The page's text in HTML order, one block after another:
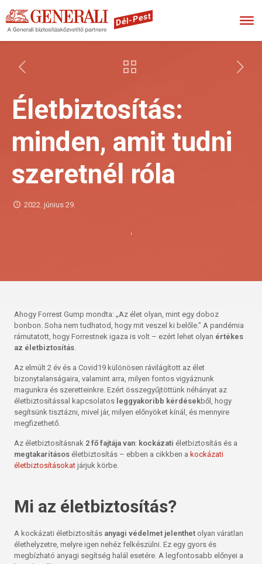
Dél-Pest
Életbiztosítás:
minden, amit tudni
szeretnél róla
2022. június 29.
Ahogy Forrest Gump mondta: „Az élet olyan, mint egy doboz
bonbon. Soha nem tudhatod, hogy mit veszel ki belőle.” A pandémia
rámutatott, hogy Forrestnek igaza is volt – ezért lehet olyan értékes
az életbiztosítás.
Az elmúlt 2 év és a Covid19 különösen rávilágított az élet
bizonytalanságaira, valamint arra, milyen fontos vigyáznunk
magunkra és szeretteinkre. Ezért összegyűjtöttünk néhányat az
életbiztosítással kapcsolatos leggyakoribb kérdésekből, hogy
segítsünk tisztázni, mivel jár, milyen előnyöket kínál, és mennyire
megfizethető.
Az életbiztosításnak 2 fő fajtája van: kockázati életbiztosítás és a
megtakarításos életbiztosítás – ebben a cikkben a kockázati
életbiztosításokat járjuk körbe.
Mi az életbiztosítás?
A kockázati életbiztosítás anyagi védelmet jelenthet olyan váratlan
élethelyzetre, melyre igen nehéz felkészülni. Ez egy gyors és
megbízható anyagi segítség halál esetére. A legfontosabb előnyei a